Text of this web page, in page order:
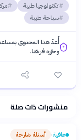
تكنولوجيا طبية
سياحة طبية
أُعدّ هذا المحتوى
وحرّره فريقنا.
فلسفتنا المعرفية· سياسة
منشورات ذات صلة
عافية› أسئلة شارحة